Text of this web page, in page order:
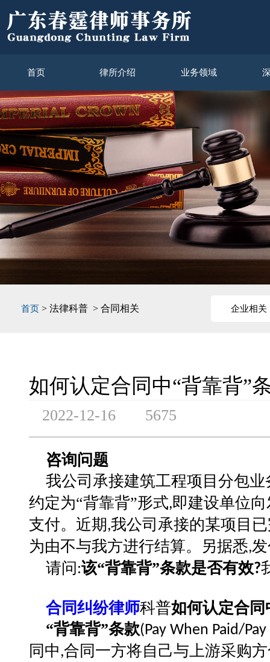
首页 律所介绍 业务领域
首页 > 法律科普 > 合同相关 企业相关
如何认定合同中“背靠背”
2022-12-16 5675
咨询问题
我公司承接建筑工程项目分包业
约定为“背靠背”形式,即建设单位
支付。近期,我公司承接的某项目
为由不与我方进行结算。另据悉,
请问:该“背靠背”条款是否有效?
合同纠纷律师科普如何认定合同
“背靠背”条款(Pay When Paid/
同中,合同一方将自己与上游采购